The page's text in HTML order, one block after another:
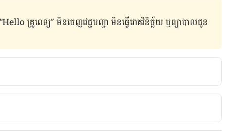
គ្រូពេទ្យ” មិន​ចេញ​វេជ្ជបញ្ជា មិន​ធ្វើ​រោគវិនិច្ឆ័យ ឬ​ព្យាបាល​ជូន​
health-benefits-of-eating-corn/